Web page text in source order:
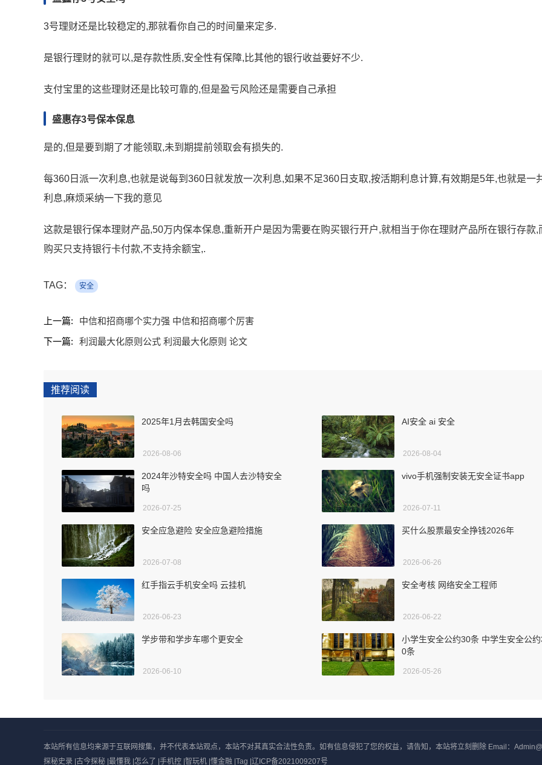
3号理财还是比较稳定的,那就看你自己的时间量来定多.
是银行理财的就可以,是存款性质,安全性有保障,比其他的银行收益要好不少.
支付宝里的这些理财还是比较可靠的,但是盈亏风险还是需要自己承担
盛惠存3号保本保息
是的,但是要到期了才能领取,未到期提前领取会有损失的.
每360日派一次利息,也就是说每到360日就发放一次利息,如果不足360日支取,按活期利息计算,有效期是5年,也就是一
利息,麻烦采纳一下我的意见
这款是银行保本理财产品,50万内保本保息,重新开户是因为需要在购买银行开户,就相当于你在理财产品所在银行存款,
购买只支持银行卡付款,不支持余额宝,.
TAG： 安全
上一篇:
中信和招商哪个实力强 中信和招商哪个厉害
下一篇:
利润最大化原则公式 利润最大化原则 论文
推荐阅读
2025年1月去韩国安全吗
2026-08-06
AI安全 ai 安全
2026-08-04
2024年沙特安全吗 中国人去沙特安全
吗
2026-07-25
vivo手机强制安装无安全证书app
2026-07-11
安全应急避险 安全应急避险措施
2026-07-08
买什么股票最安全挣钱2026年
2026-06-26
红手指云手机安全吗 云挂机
2026-06-23
安全考核 网络安全工程师
2026-06-22
学步带和学步车哪个更安全
2026-06-10
小学生安全公约30条 中学生安全公
0条
2026-05-26
本站所有信息均来源于互联网搜集，并不代表本站观点，本站不对其真实合法性负责。如有信息侵犯了您的权益，请告知，本站将立刻删除 Email：
探秘史录 古今探秘 最懂我 怎么了 手机控 智玩机 懂金融 Tag 辽ICP备2021009207号